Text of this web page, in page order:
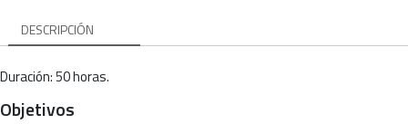
DESCRIPCIÓN
Duración: 50 horas.
Objetivos